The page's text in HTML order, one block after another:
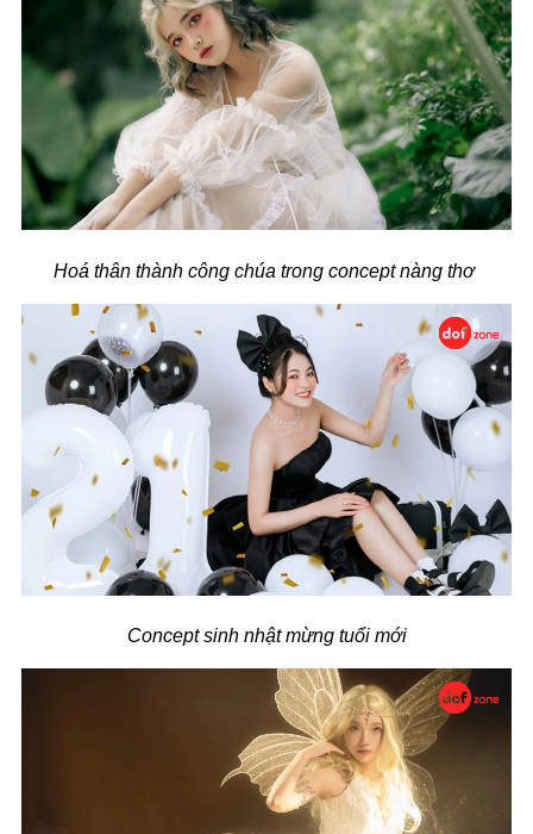
Hoá thân thành công chúa trong concept nàng thơ
Concept sinh nhật mừng tuổi mới